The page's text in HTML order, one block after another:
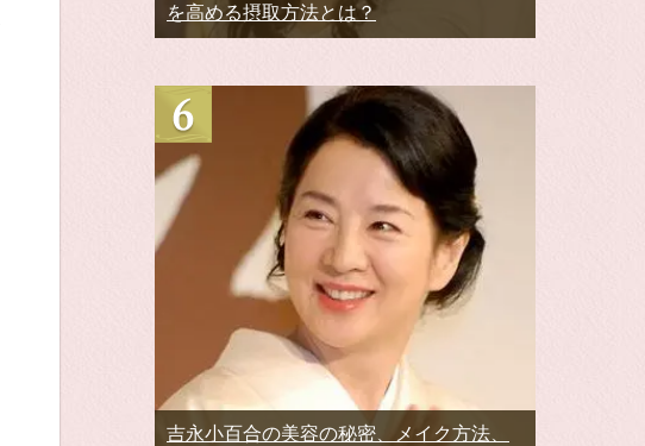
を高める摂取方法とは？
吉永小百合の美容の秘密、メイク方法、